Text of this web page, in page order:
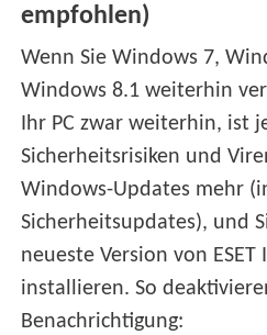
empfohlen)
Wenn Sie Windows 7,
Windows 8.1 weiterhin
Ihr PC zwar weiterhin, ist
Sicherheitsrisiken und
Windows-Updates mehr
Sicherheitsupdates), und
neueste Version von
installieren. So
Benachrichtigung: